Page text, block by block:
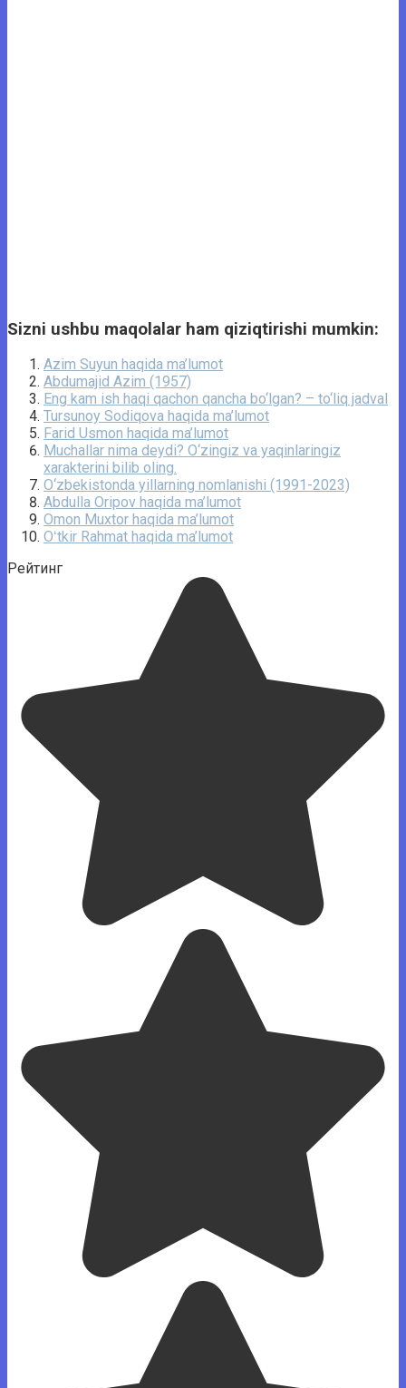
Sizni ushbu maqolalar ham qiziqtirishi mumkin:
Azim Suyun haqida ma’lumot
Abdumajid Azim (1957)
Eng kam ish haqi qachon qancha bo‘lgan? – to‘liq jadval
Tursunoy Sodiqova haqida ma’lumot
Farid Usmon haqida ma’lumot
Muchallar nima deydi? O‘zingiz va yaqinlaringiz
xarakterini bilib oling.
O‘zbekistonda yillarning nomlanishi (1991-2023)
Abdulla Oripov haqida ma’lumot
Omon Muxtor haqida ma’lumot
Oʻtkir Rahmat haqida ma’lumot
Рейтинг